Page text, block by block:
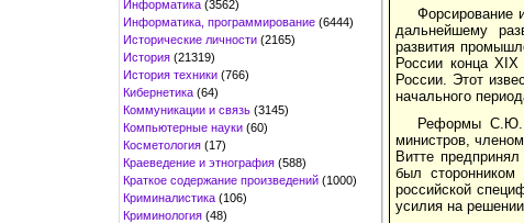
Информатика (3562)
Информатика, программирование (6444)
Исторические личности (2165)
История (21319)
История техники (766)
Кибернетика (64)
Коммуникации и связь (3145)
Компьютерные науки (60)
Косметология (17)
Краеведение и этнография (588)
Краткое содержание произведений (1000)
Криминалистика (106)
Криминология (48)
Форсирование
дальнейшему
развития
России конца
России. Этот
начального
Реформы С.Ю.
министров,
Витте
был сторонником
российской
усилия на